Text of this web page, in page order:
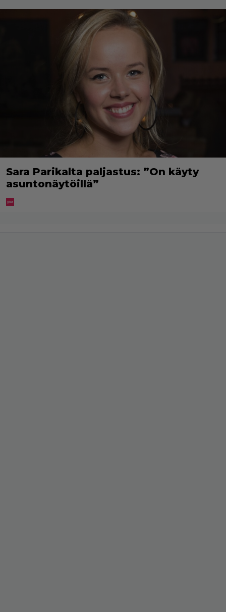
Sara Parikalta paljastus: ”On käyty
asuntonäytöillä”